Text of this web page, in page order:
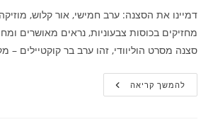
דמיינו את הסצנה: ערב חמישי, אור קלוש,
מחזיקים בכוסות צבעוניות, נראים מאושרים
סצנה מסרט הוליוודי, זהו ערב בר קוקטיילים –
להמשך קריאהבין
הקוקטיילים